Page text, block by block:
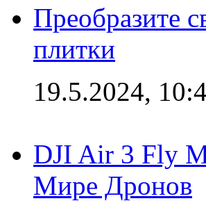
Преобразите
плитки
19.5.2024,
DJI Air 3 Fly
Мире Дронов